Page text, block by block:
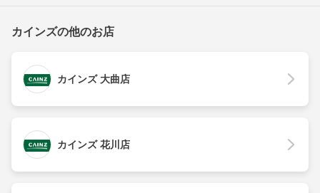
カインズの他のお店
カインズ 大曲店
カインズ 花川店